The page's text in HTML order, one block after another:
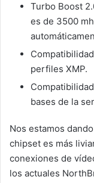
Turbo Boost
es de 3500
perfiles XMP.
bases de la
Nos estamos
chipset es más
conexiones de
los actuales